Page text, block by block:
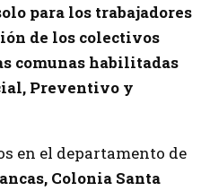
para los trabajadores
de los colectivos
comunas habilitadas
Preventivo y
en el departamento de
Colonia Santa